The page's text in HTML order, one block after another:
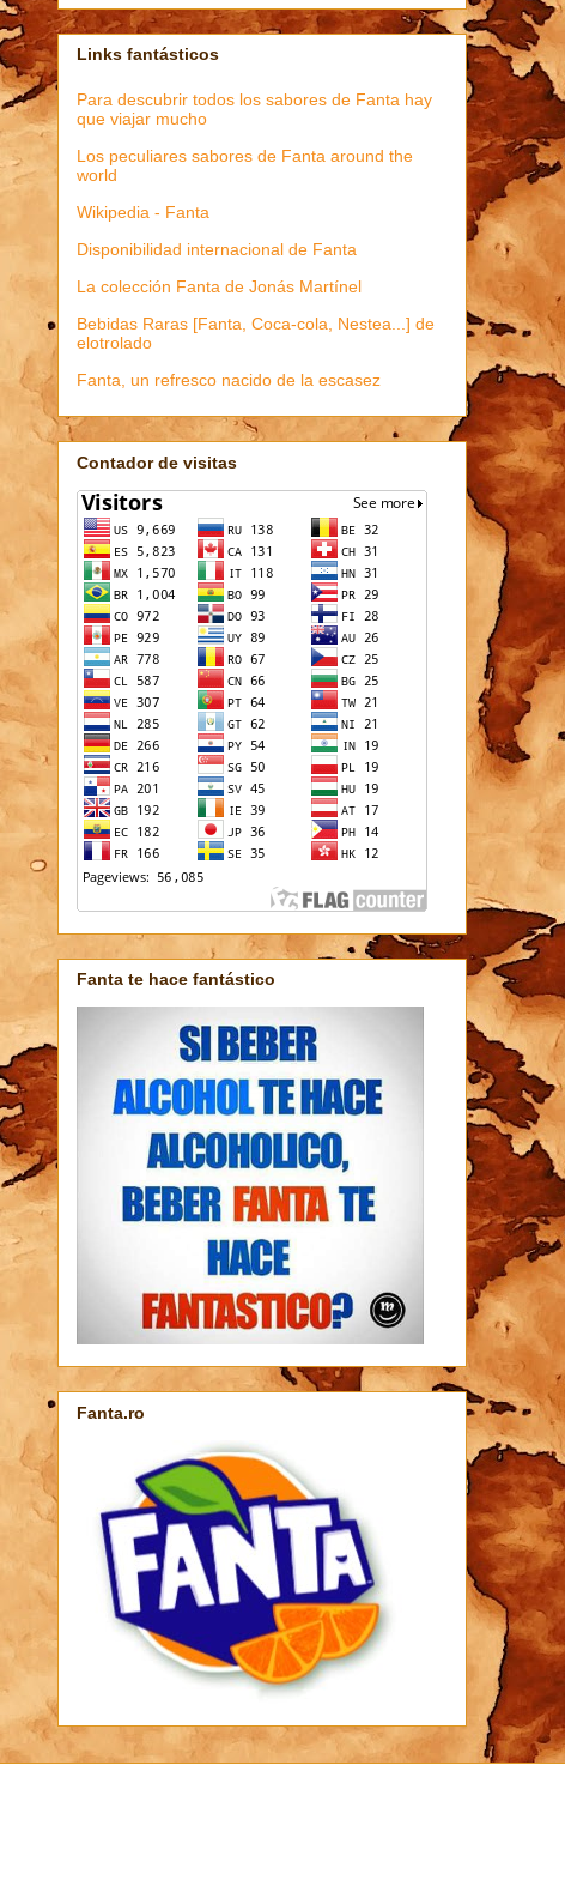
Links fantásticos
Para descubrir todos los sabores de Fanta hay
que viajar mucho
Los peculiares sabores de Fanta around the
world
Wikipedia - Fanta
Disponibilidad internacional de Fanta
La colección Fanta de Jonás Martínel
Bebidas Raras [Fanta, Coca-cola, Nestea...] de
elotrolado
Fanta, un refresco nacido de la escasez
Contador de visitas
Fanta te hace fantástico
Fanta.ro